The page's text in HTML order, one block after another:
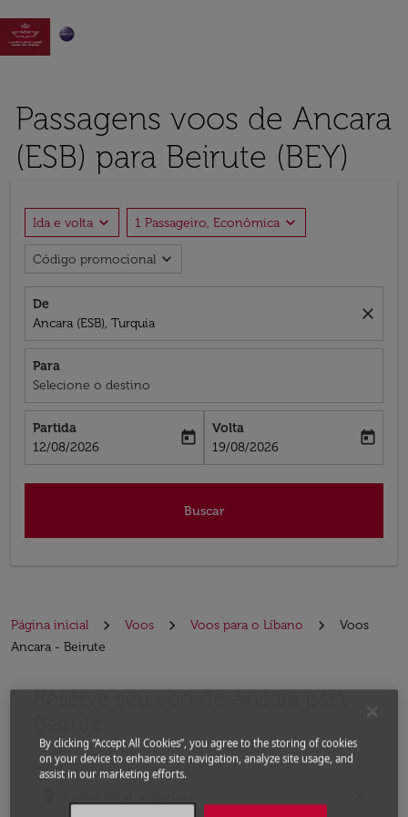

Passagens voos de Ancara
(ESB) para Beirute (BEY)
Ida e volta expand_more 1 Passageiro, Econômica expand_more
Código promocional expand_more
De
Ancara (ESB), Turquia
close
Para
Selecione o destino
Partida
fc-booking-departure-date-aria-label
12/08/2026
today
Volta
fc-booking-return-date-aria-label
19/08/2026
today
Buscar
Página inicial Voos Voos para o Líbano
Voos
Ancara - Beirute
Reserve seu voo de Ancara para
De
Experimente atualizar a rota (partida e/ou destino)
By clicking “Accept All Cookies”, you agree to the storing of cookies
on your device to enhance site navigation, analyze site usage, and
assist in our marketing efforts.